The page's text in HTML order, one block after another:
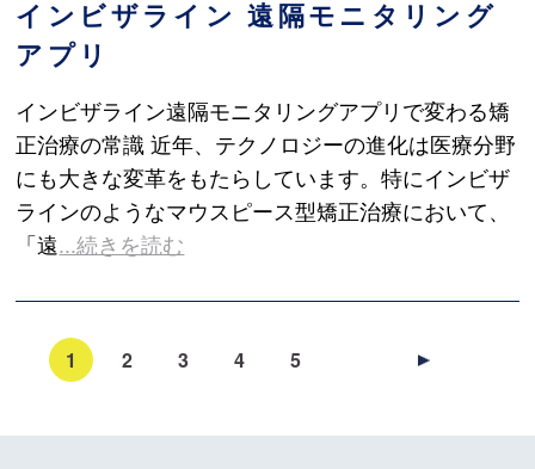
インビザライン 遠隔モニタリング
アプリ
インビザライン遠隔モニタリングアプリで変わる矯
正治療の常識 近年、テクノロジーの進化は医療分野
にも大きな変革をもたらしています。特にインビザ
ラインのようなマウスピース型矯正治療において、
「遠...続きを読む
1 2 3 4 5